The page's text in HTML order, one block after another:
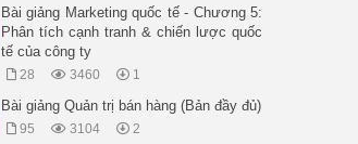
Bài giảng Marketing quốc tế - Chương 5:
Phân tích cạnh tranh & chiến lược quốc
tế của công ty
28 3460 1
Bài giảng Quản trị bán hàng (Bản đầy đủ)
95 3104 2